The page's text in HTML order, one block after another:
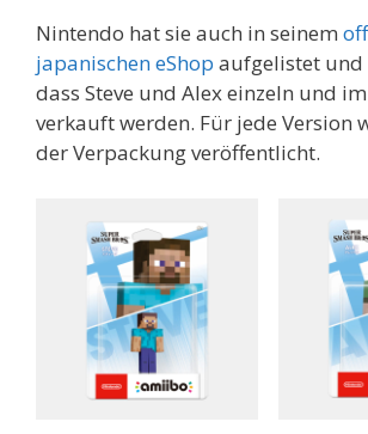
Nintendo hat sie auch in seinem
japanischen eShop aufgelistet und
dass Steve und Alex einzeln und
verkauft werden. Für jede Version
der Verpackung veröffentlicht.